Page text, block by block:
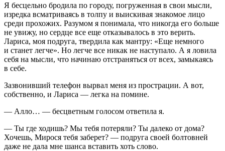
Я бесцельно бродила по городу, погруженная в свои мысли,
изредка всматриваясь в толпу и выискивая знакомое лицо
среди прохожих. Разумом я понимала, что никогда его больше
не увижу, но сердце все еще отказывалось в это верить.
Лариса, моя подруга, твердила как мантру: «Еще немного
и станет легче». Но легче все никак не наступало. А я ловила
себя на мысли, что начинаю отстраняться от всех, замыкаясь
в себе.
Зазвонивший телефон вырвал меня из прострации. А вот,
собственно, и Лариса — легка на помине.
— Алло… — бесцветным голосом ответила я.
— Ты где ходишь? Мы тебя потеряли? Ты далеко от дома?
Хочешь, Мирося тебя заберет? — подруга своей болтовней
даже не дала мне шанса вставить хоть слово.